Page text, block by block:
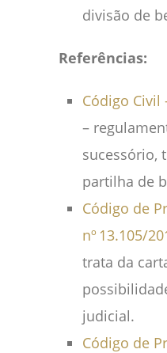
divisão de
Referências:
Código Civil
–
sucessório,
partilha de
Código de
nº 13.105/
trata da
judicial.
Código de